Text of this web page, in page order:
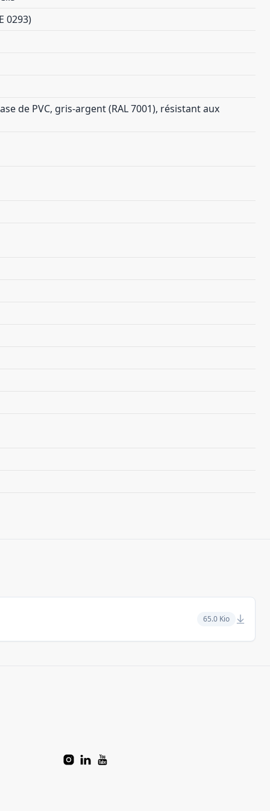
0293)
de PVC, gris-argent (RAL 7001), résistant aux
65.0 Kio